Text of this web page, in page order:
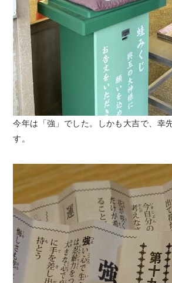
今年は「強」でした。しかも大吉で、幸
す。